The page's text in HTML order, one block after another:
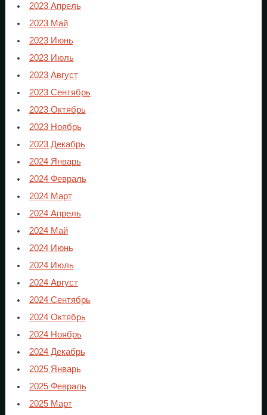
2023 Апрель
2023 Май
2023 Июнь
2023 Июль
2023 Август
2023 Сентябрь
2023 Октябрь
2023 Ноябрь
2023 Декабрь
2024 Январь
2024 Февраль
2024 Март
2024 Апрель
2024 Май
2024 Июнь
2024 Июль
2024 Август
2024 Сентябрь
2024 Октябрь
2024 Ноябрь
2024 Декабрь
2025 Январь
2025 Февраль
2025 Март